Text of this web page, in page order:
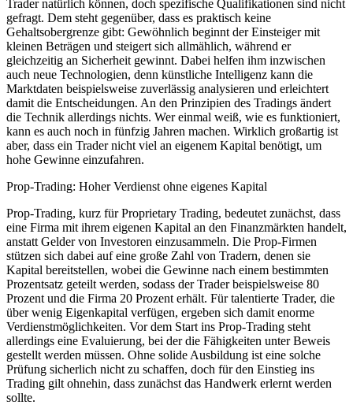
Trader natürlich können, doch spezifische Qualifikationen sind nicht
gefragt. Dem steht gegenüber, dass es praktisch keine
Gehaltsobergrenze gibt: Gewöhnlich beginnt der Einsteiger mit
kleinen Beträgen und steigert sich allmählich, während er
gleichzeitig an Sicherheit gewinnt. Dabei helfen ihm inzwischen
auch neue Technologien, denn künstliche Intelligenz kann die
Marktdaten beispielsweise zuverlässig analysieren und erleichtert
damit die Entscheidungen. An den Prinzipien des Tradings ändert
die Technik allerdings nichts. Wer einmal weiß, wie es funktioniert,
kann es auch noch in fünfzig Jahren machen. Wirklich großartig ist
aber, dass ein Trader nicht viel an eigenem Kapital benötigt, um
hohe Gewinne einzufahren.
Prop-Trading: Hoher Verdienst ohne eigenes Kapital
Prop-Trading, kurz für Proprietary Trading, bedeutet zunächst, dass
eine Firma mit ihrem eigenen Kapital an den Finanzmärkten handelt,
anstatt Gelder von Investoren einzusammeln. Die Prop-Firmen
stützen sich dabei auf eine große Zahl von Tradern, denen sie
Kapital bereitstellen, wobei die Gewinne nach einem bestimmten
Prozentsatz geteilt werden, sodass der Trader beispielsweise 80
Prozent und die Firma 20 Prozent erhält. Für talentierte Trader, die
über wenig Eigenkapital verfügen, ergeben sich damit enorme
Verdienstmöglichkeiten. Vor dem Start ins Prop-Trading steht
allerdings eine Evaluierung, bei der die Fähigkeiten unter Beweis
gestellt werden müssen. Ohne solide Ausbildung ist eine solche
Prüfung sicherlich nicht zu schaffen, doch für den Einstieg ins
Trading gilt ohnehin, dass zunächst das Handwerk erlernt werden
sollte.